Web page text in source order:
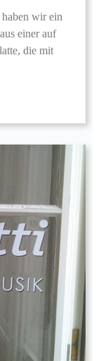
wir ein
einer auf
die mit